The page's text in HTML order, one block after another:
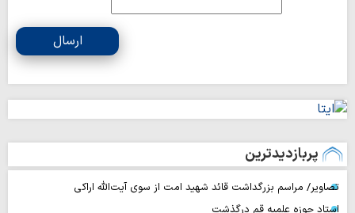
ارسال
پربازدیدترین
تصاویر/ مراسم بزرگداشت قائد شهید امت از سوی آیت‌الله اراکی
استاد حوزه علمیه قم درگذشت